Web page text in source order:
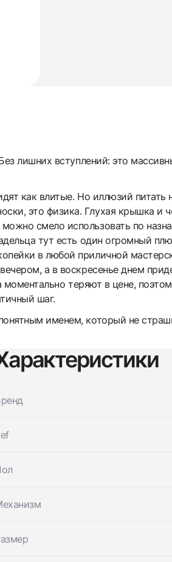
лишних вступлений: это
как влитые. Но иллюзий
это физика. Глухая крышка и
смело использовать по
тут есть один огромный
в любой приличной
а в воскресенье днем
теряют в цене,
шаг.
именем, который не
и мы свяжемся с
и мы свяжемся с